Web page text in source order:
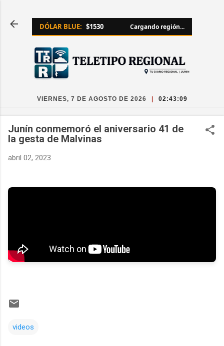
DÓLAR BLUE: $1530 Cargando región...
VIERNES, 7 DE AGOSTO DE 2026 02:43:09
Junín conmemoró el aniversario 41 de
la gesta de Malvinas
abril 02, 2023
videos